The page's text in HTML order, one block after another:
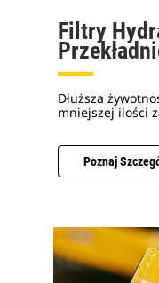
Filtry
Dłuższa
mniejszej ilości
Poznaj